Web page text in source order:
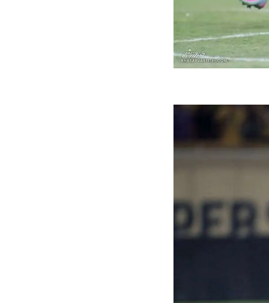
سریع‌تر، پنهان‌کارتر و
| پهپاد انتحاری
هواپیمای مرموز E-11A BACN چیست؟